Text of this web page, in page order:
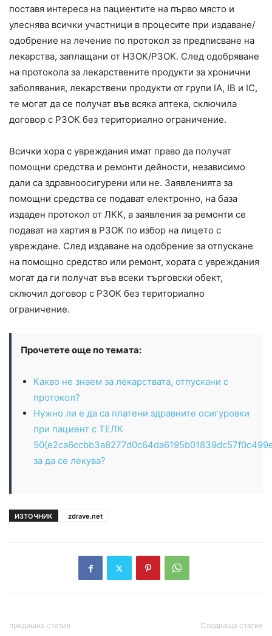
поставя интереса на пациентите на първо място и
улеснява всички участници в процесите при издаване/
одобрение на лечение по протокол за предписване на
лекарства, заплащани от НЗОК/РЗОК. След одобряване
на протокола за лекарствените продукти за хронични
заболявания, лекарствени продукти от групи IА, IВ и IС,
те могат да се получат във всяка аптека, сключила
договор с РЗОК без териториално ограничение.
Всички хора с увреждания имат право да получат
помощни средства и ремонти дейности, независимо
дали са здравноосигурени или не. Заявленията за
помощни средства се подават електронно, на база
издаден протокол от ЛКК, а заявления за ремонти се
подават на хартия в РЗОК по избор на лицето с
увреждане. След издаване на одобрение за отпускане
на помощно средство или ремонт, хората с увреждания
могат да ги получат във всеки търговски обект,
сключил договор с РЗОК без териториално
ограничение.
Прочетете още по темата:
Какво не знаем за лекарствата, отпускани с
протокол?
Нужно ли е да са платени здравните осигуровки
при пациент с ТЕЛК
за да се лекува?
ИЗТОЧНИК zdrave.net
предишна статия Следваща статия